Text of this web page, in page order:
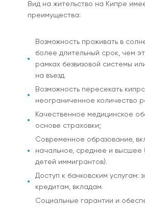
Вид на жительство на Кипре
преимущества:
Возможность проживать в
более длительный срок, чем
рамках безвизовой системы
на въезд.
Возможность пересекать
неограниченное количество
Качественное медицинское
основе страховки;
Современное образование,
начальное, среднее и высшее
детей иммигрантов).
Доступ к банковским услугам:
кредитам, вкладам.
Социальные гарантии и